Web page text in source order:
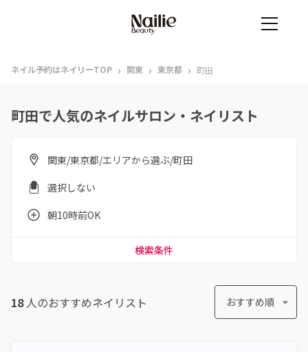
ネイル予約はネイリーTOP › 関東 › 東京都 › 町田
町田で人気のネイルサロン・ネイリスト
関東/東京都/エリアから選ぶ/町田
選択しない
朝10時前OK
検索条件
18人のおすすめネイリスト おすすめ順